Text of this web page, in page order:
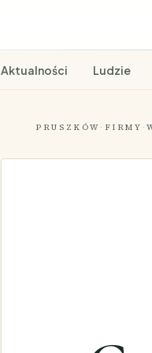
Aktualności Ludzie
PRUSZKÓW · FIRMY ·